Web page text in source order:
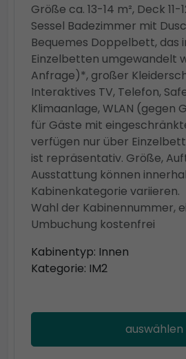
Größe ca. 13-14 m², Deck
Sessel Badezimmer mit
Bequemes Doppelbett, das
Einzelbetten umgewandelt
Anfrage)*, großer
Interaktives TV, Telefon,
Klimaanlage, WLAN (gegen
für Gäste mit
verfügen nur über
ist repräsentativ. Größe,
Ausstattung können
Kabinenkategorie variieren.
Wahl der Kabinennummer,
Umbuchung kostenfrei
Kabinentyp: Innen
Kategorie: IM2
auswählen